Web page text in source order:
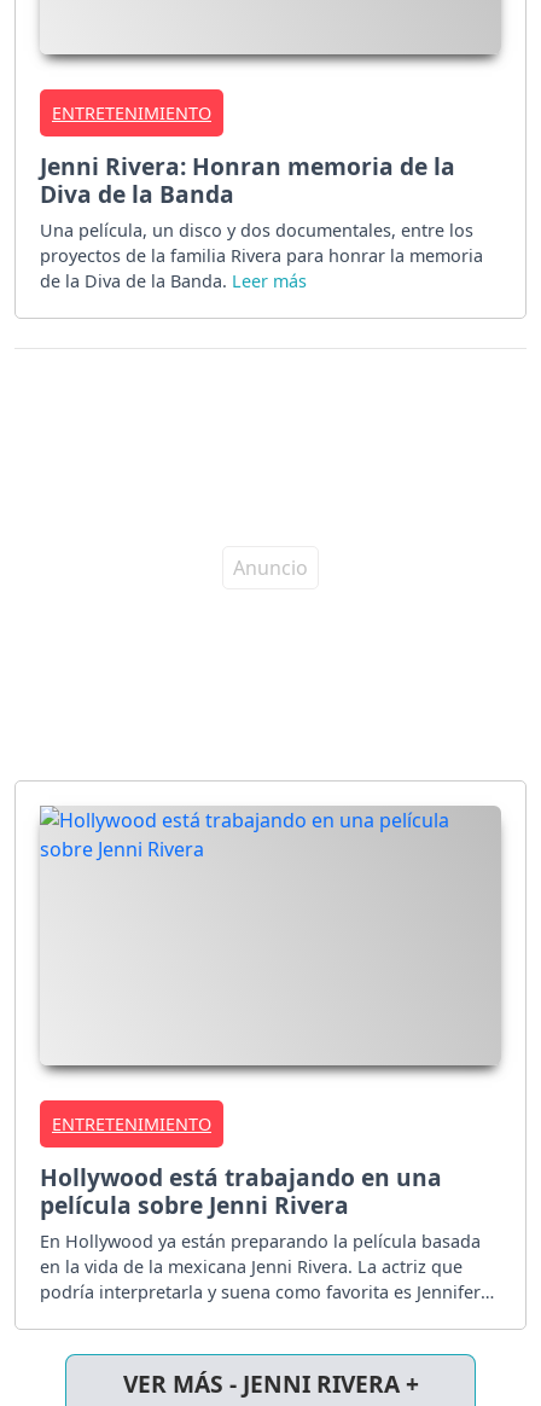
ENTRETENIMIENTO
Jenni Rivera: Honran memoria de la
Diva de la Banda
Una película, un disco y dos documentales, entre los
proyectos de la familia Rivera para honrar la memoria
de la Diva de la Banda.
ENTRETENIMIENTO
Hollywood está trabajando en una
película sobre Jenni Rivera
En Hollywood ya están preparando la película basada
en la vida de la mexicana Jenni Rivera. La actriz que
podría interpretarla y suena como favorita es Jennifer
VER MÁS - JENNI RIVERA +